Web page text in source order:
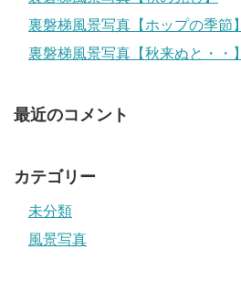
裏磐梯風景写真【ホップの季節】
裏磐梯風景写真【秋来ぬと・・】
最近のコメント
カテゴリー
未分類
風景写真